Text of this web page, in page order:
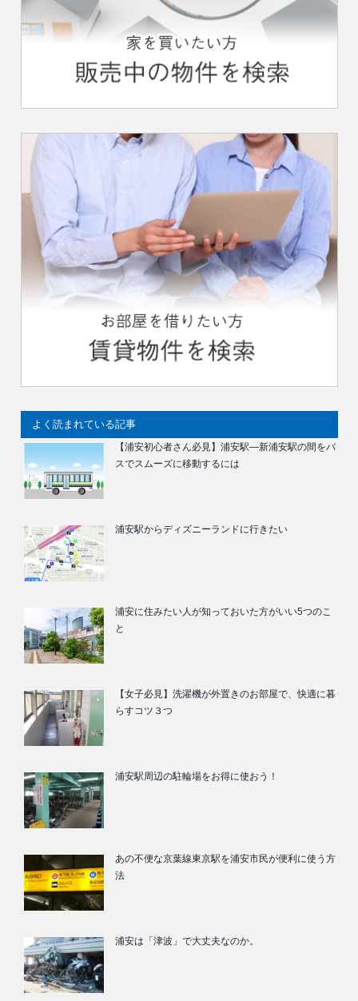
よく読まれている記事
【浦安初心者さん必見】浦安駅―新浦安駅の間をバ
スでスムーズに移動するには
浦安駅からディズニーランドに行きたい
浦安に住みたい人が知っておいた方がいい5つのこ
と
【女子必見】洗濯機が外置きのお部屋で、快適に暮
らすコツ３つ
浦安駅周辺の駐輪場をお得に使おう！
あの不便な京葉線東京駅を浦安市民が便利に使う方
法
浦安は「津波」で大丈夫なのか。